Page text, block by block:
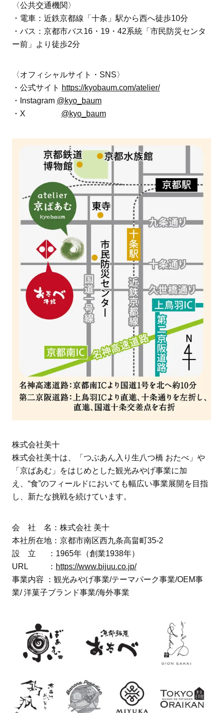
〈公共交通機関〉
・電車：近鉄京都線「十条」駅から西へ徒歩10分
・バス：京都市バス16・19・42系統「市民防災センタ
ー前」より徒歩2分
〈オフィシャルサイト・SNS〉
・公式サイト https://kyobaum.com/atelier/
・Instagram @kyo_baum
・X @kyo_baum
株式会社美十
株式会社美十は、「つぶあん入り生八つ橋 おたべ」や
「京ばあむ」をはじめとした観光みやげ事業に加
え、“食”のフィールドにおいても幅広い事業展開を目指
し、新たな挑戦を続けています。
会 社 名：株式会社 美十
本社所在地：京都市南区西九条高畠町35-2
設 立 ：1965年（創業1938年）
URL ： https://www.bijuu.co.jp/
事業内容 ：観光みやげ事業/テーマパーク事業/OEM事
業/ 洋菓子ブランド事業/海外事業